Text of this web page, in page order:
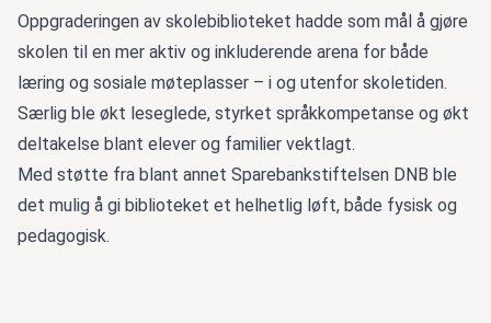
Oppgraderingen av skolebiblioteket hadde som mål å gjøre
skolen til en mer aktiv og inkluderende arena for både
læring og sosiale møteplasser – i og utenfor skoletiden.
Særlig ble økt leseglede, styrket språkkompetanse og økt
deltakelse blant elever og familier vektlagt.
Med støtte fra blant annet Sparebankstiftelsen DNB ble
det mulig å gi biblioteket et helhetlig løft, både fysisk og
pedagogisk.